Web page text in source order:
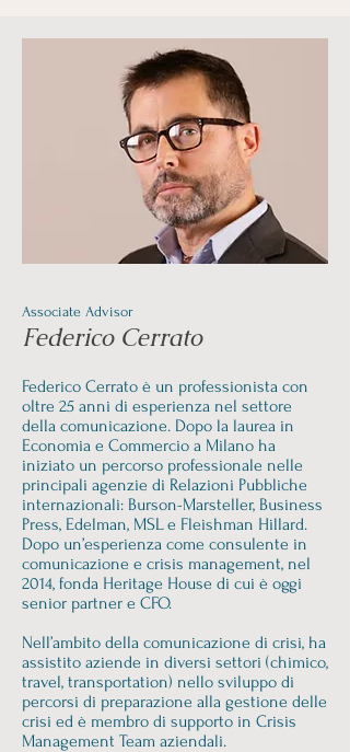
Associate Advisor
Federico Cerrato
Federico Cerrato è un professionista con
oltre 25 anni di esperienza nel settore
della comunicazione. Dopo la laurea in
Economia e Commercio a Milano ha
iniziato un percorso professionale nelle
principali agenzie di Relazioni Pubbliche
internazionali: Burson-Marsteller, Business
Press, Edelman, MSL e Fleishman Hillard.
Dopo un’esperienza come consulente in
comunicazione e crisis management, nel
2014, fonda Heritage House di cui è oggi
senior partner e CFO.
Nell’ambito della comunicazione di crisi, ha
assistito aziende in diversi settori (chimico,
travel, transportation) nello sviluppo di
percorsi di preparazione alla gestione delle
crisi ed è membro di supporto in Crisis
Management Team aziendali.